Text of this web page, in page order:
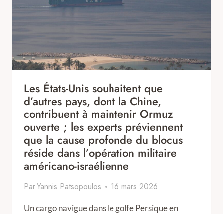
Les États-Unis souhaitent que
d’autres pays, dont la Chine,
contribuent à maintenir Ormuz
ouverte ; les experts préviennent
que la cause profonde du blocus
réside dans l’opération militaire
américano-israélienne
ParYannis Patsopoulos 16 mars 2026
Un cargo navigue dans le golfe Persique en